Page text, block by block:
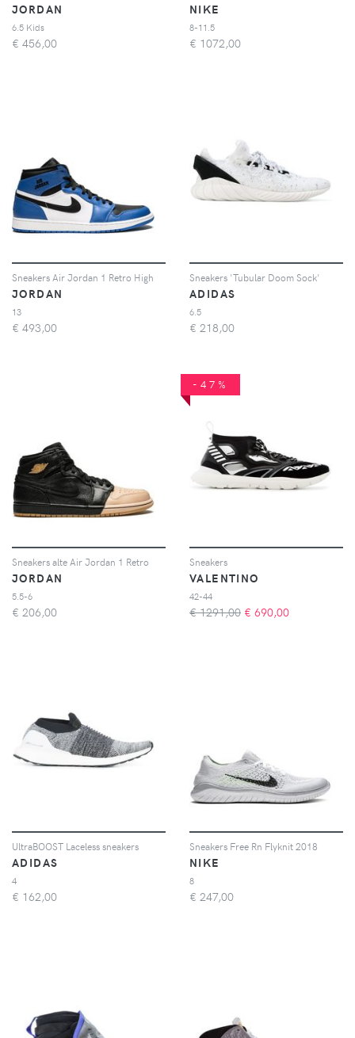
JORDAN
6.5 Kids
€ 456,00
NIKE
8-11.5
€ 1072,00
Sneakers Air Jordan 1 Retro High
JORDAN
13
€ 493,00
Sneakers 'Tubular Doom Sock'
ADIDAS
6.5
€ 218,00
Sneakers alte Air Jordan 1 Retro
JORDAN
5.5-6
€ 206,00
-47%
Sneakers
VALENTINO
42-44
€ 1291,00 € 690,00
UltraBOOST Laceless sneakers
ADIDAS
4
€ 162,00
Sneakers Free Rn Flyknit 2018
NIKE
8
€ 247,00